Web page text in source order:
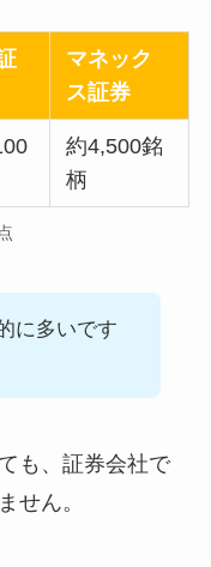
マネック
ス証券
約4,500銘
柄
に多いです
も、証券会社で
せん。